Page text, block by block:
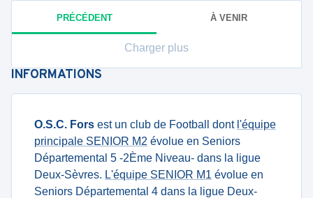
PRÉCÉDENT À VENIR
Charger plus
INFORMATIONS
O.S.C. Fors est un club de Football dont l'équipe
principale SENIOR M2 évolue en Seniors
Départemental 5 -2Ème Niveau- dans la ligue
Deux-Sèvres. L'équipe SENIOR M1 évolue en
Seniors Départemental 4 dans la ligue Deux-